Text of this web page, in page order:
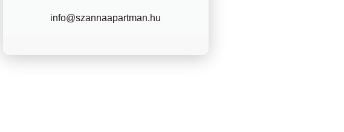
info@szannaapartman.hu